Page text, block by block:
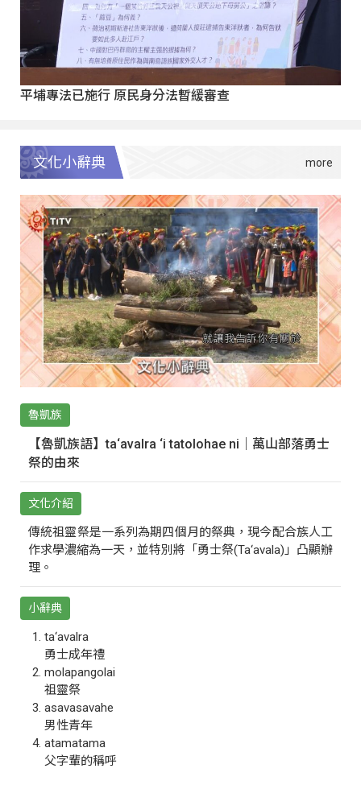
平埔專法已施行 原民身分法暫緩審查
文化小辭典
魯凱族
【魯凱族語】ta‘avalra ‘i tatolohae ni｜萬山部落勇士
祭的由來
文化介紹
傳統祖靈祭是一系列為期四個月的祭典，現今配合族人工
作求學濃縮為一天，並特別將「勇士祭(Ta‘avala)」凸顯辦
理。
小辭典
ta‘avalra
勇士成年禮
molapangolai
祖靈祭
asavasavahe
男性青年
atamatama
父字輩的稱呼